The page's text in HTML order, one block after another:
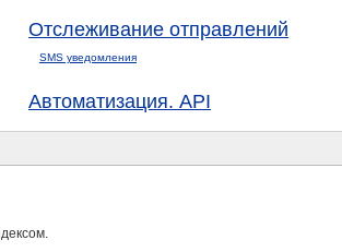
Отслеживание отправлений
SMS уведомления
Автоматизация. API